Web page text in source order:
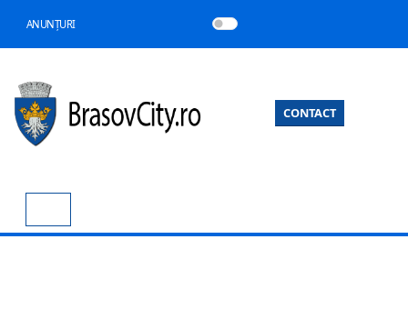
ANUNȚURI
CONTACT